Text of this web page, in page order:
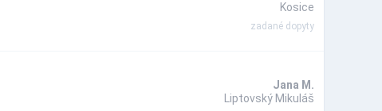
Kosice
zadané dopyty
Jana M.
Liptovský Mikuláš